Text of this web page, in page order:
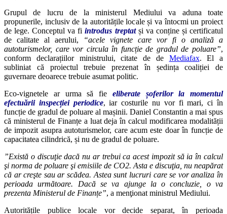
Grupul de lucru de la ministerul Mediului va aduna toate
propunerile, inclusiv de la autoritățile locale și va întocmi un proiect
de lege. Conceptul va fiintrodus treptatși va conține și certificatul
de calitate al aerului,
“acele vignete care vor fi o analiză a
autoturismelor, care vor circula în funcție de gradul de poluare”,
conform declarațiilor ministrului, citate de de Mediafax. El a
subliniat că proiectul trebuie prezenat în ședința coaliției de
guvernare deoarece trebuie asumat politic.
Eco-vignetele ar urma să fie eliberate șoferilor la momentul
efectuării inspecției periodice, iar costurile nu vor fi mari, ci în
funcție de gradul de poluare al mașinii. Daniel Constantin a mai spus
că ministerul de Finanțe a luat deja în calcul modificarea modalității
de impozit asupra autoturismelor, care acum este doar în funcție de
capacitatea cilindrică, și nu de gradul de poluare.
”Există o discuţie dacă nu ar trebui ca acest impozit să ia în calcul
şi norma de poluare şi emisiile de CO2. Asta e discuţia, nu neapărat
că ar creşte sau ar scădea. Astea sunt lucruri care se vor analiza în
perioada următoare. Dacă se va ajunge la o concluzie, o va
prezenta Ministerul de Finanțe”, a menţionat ministrul Mediului.
Autoritățile publice locale vor decide separat, în perioada